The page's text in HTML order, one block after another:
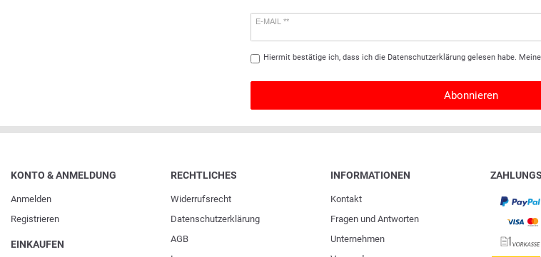
E-MAIL **
Hiermit bestätige ich, dass ich die Daten­schutz­erklärunggelesen habe.
Abonnieren
KONTO & ANMELDUNG
Anmelden
Registrieren
EINKAUFEN
RECHTLICHES
Widerrufs­recht
Daten­schutz­erklärung
AGB
INFORMATIONEN
Kontakt
Fragen und Antworten
Unternehmen